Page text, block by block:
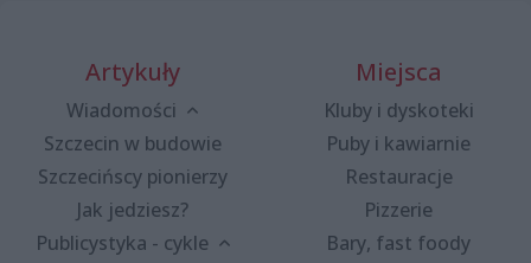
Artykuły
Wiadomości
Szczecin w budowie
Szczecińscy pionierzy
Jak jedziesz?
Publicystyka - cykle
Miejsca
Kluby i dyskoteki
Puby i kawiarnie
Restauracje
Pizzerie
Bary, fast foody